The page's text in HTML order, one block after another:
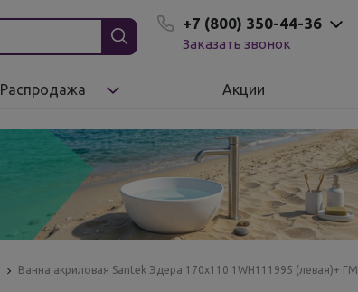
+7 (800) 350-44-36
Заказать звонок
Распродажа Акции
Ванна акриловая Santek Эдера 170x110 1WH111995 (левая)+ ГМ